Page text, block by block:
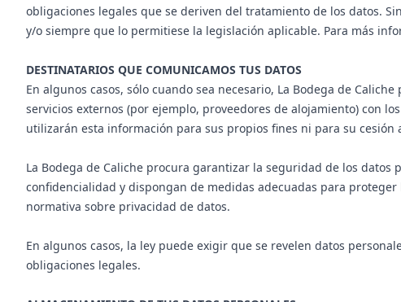
obligaciones legales que se deriven del tratamiento de los datos.
y/o siempre que lo permitiese la legislación aplicable. Para más
DESTINATARIOS QUE COMUNICAMOS TUS DATOS
En algunos casos, sólo cuando sea necesario, La Bodega de
servicios externos (por ejemplo, proveedores de alojamiento) con
utilizarán esta información para sus propios fines ni para su cesión
La Bodega de Caliche procura garantizar la seguridad de los
confidencialidad y dispongan de medidas adecuadas para
normativa sobre privacidad de datos.
En algunos casos, la ley puede exigir que se revelen datos
obligaciones legales.